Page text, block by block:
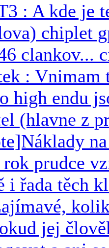
: A kde je
chiplet
clankov...
: Vnimam
high endu
(hlavne z
rok prudce
i řada těch
jej